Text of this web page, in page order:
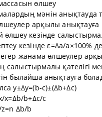
өлшеу
мәнін анықтауда
арқылы анықтауға
өлшеу кезінде
кезінде ε=∆а/а×100%
егер жанама өлшеулер
салыстырмалы қателігі
былайша анықтауға
y±∆y=(b-c)±(∆b+∆c)
x=∆b/b+∆c/c
∆b/b